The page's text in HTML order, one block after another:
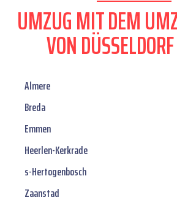
UMZUG MIT DEM
VON
Almere
Breda
Emmen
Heerlen-Kerkrade
s-Hertogenbosch
Zaanstad